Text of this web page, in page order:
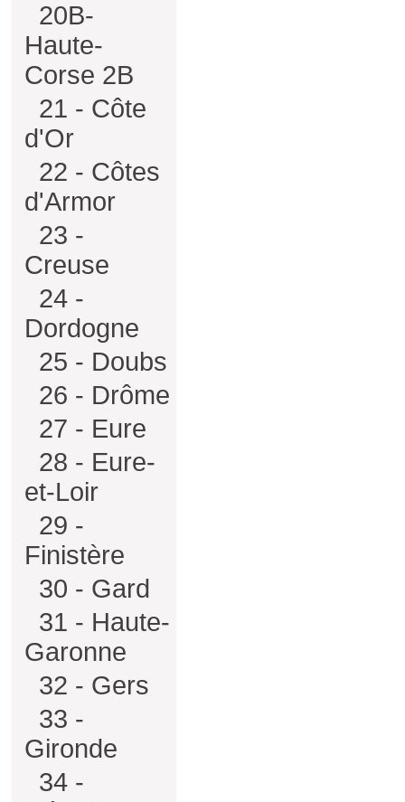
20B-
Haute-
Corse 2B
21 - Côte
d'Or
22 - Côtes
d'Armor
23 -
Creuse
24 -
Dordogne
25 - Doubs
26 - Drôme
27 - Eure
28 - Eure-
et-Loir
29 -
Finistère
30 - Gard
31 - Haute-
Garonne
32 - Gers
33 -
Gironde
34 -